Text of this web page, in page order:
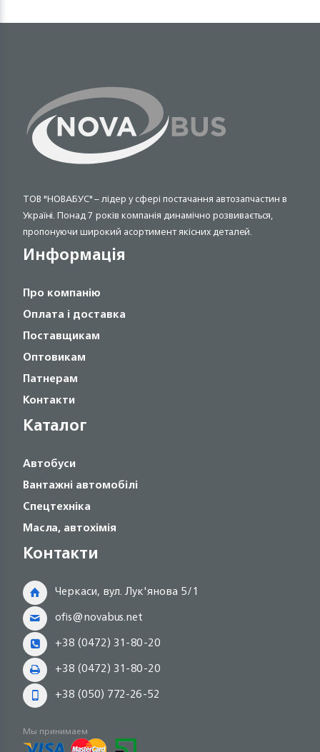
ТОВ "НОВАБУС" – лідер у сфері постачання автозапчастин в
Україні. Понад 7 років компанія динамічно розвивається,
пропонуючи широкий асортимент якісних деталей.
Информація
Про компанію
Оплата і доставка
Поставщикам
Оптовикам
Патнерам
Контакти
Каталог
Автобуси
Вантажні автомобілі
Спецтехніка
Масла, автохімія
Контакти
Черкаси, вул. Лук'янова 5/1
ofis@novabus.net
+38 (0472) 31-80-20
+38 (0472) 31-80-20
+38 (050) 772-26-52
Мы принимаем